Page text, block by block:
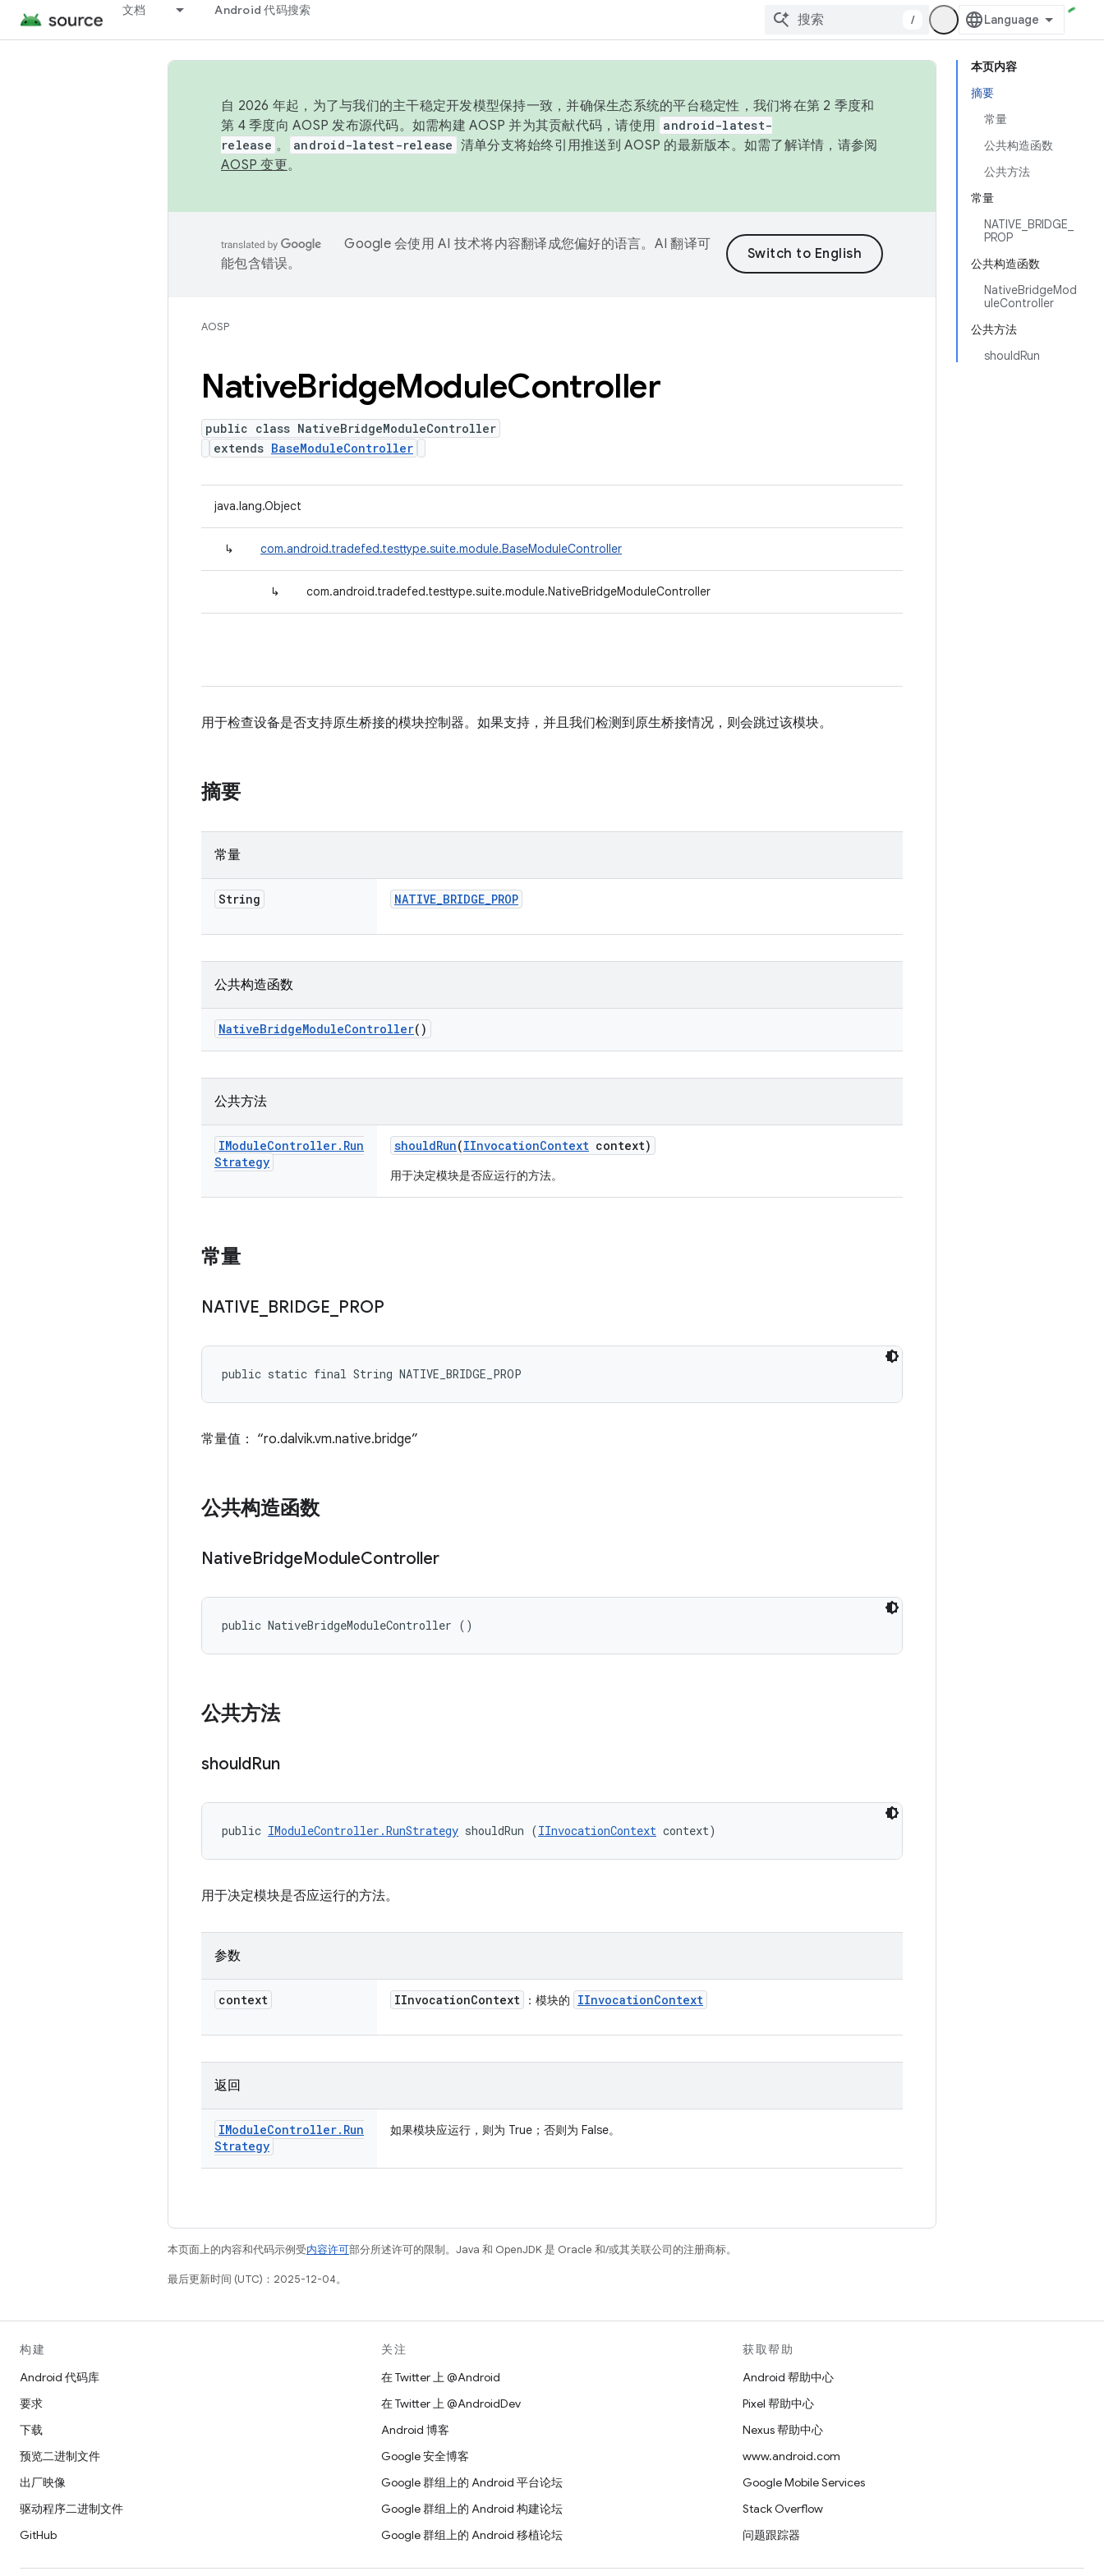
文档 Android 代码搜索
/
本页内容
摘要
常量
公共构造函数
公共方法
常量
NATIVE_BRIDGE_
PROP
公共构造函数
NativeBridgeMod
uleController
公共方法
shouldRun
自 2026 年起，为了与我们的主干稳定开发模型保持一致，并确保生态系统的平台稳定性，我们将在第 2 季度和
第 4 季度向 AOSP 发布源代码。如需构建 AOSP 并为其贡献代码，请使用 android-latest-
release 。 android-latest-release 清单分支将始终引用推送到 AOSP 的最新版本。如需了解详情，请参阅
AOSP 变更。
Google 会使用 AI 技术将内容翻译成您偏好的语言。AI 翻译可
能包含错误。
AOSP
NativeBridgeModuleController
public class NativeBridgeModuleController
extends BaseModuleController
java.lang.Object
↳ com.android.tradefed.testtype.suite.module.BaseModuleController
↳ com.android.tradefed.testtype.suite.module.NativeBridgeModuleController
用于检查设备是否支持原生桥接的模块控制器。如果支持，并且我们检测到原生桥接情况，则会跳过该模块。
摘要
常量
String NATIVE_BRIDGE_PROP
公共构造函数
NativeBridgeModuleController()
公共方法
IModuleController. Run
Strategy
shouldRun(IInvocationContext context)
用于决定模块是否应运行的方法。
常量
NATIVE BRIDGE PROP
public static final String NATIVE_BRIDGE_PROP
常量值： “ro.dalvik.vm.native.bridge”
公共构造函数
NativeBridgeModuleController
public NativeBridgeModuleController ()
公共方法
shouldRun
public IModuleController.RunStrategy shouldRun (IInvocationContext context)
用于决定模块是否应运行的方法。
参数
context IInvocationContext ：模块的 IInvocationContext
返回
IModuleController. Run
Strategy
如果模块应运行，则为 True；否则为 False。
本页面上的内容和代码示例受内容许可部分所述许可的限制。Java 和 OpenJDK 是 Oracle 和/或其关联公司的注册商标。
最后更新时间 (UTC)：2025-12-04。
构建
Android 代码库
要求
下载
预览二进制文件
出厂映像
驱动程序二进制文件
GitHub
关注
在 Twitter 上 @Android
在 Twitter 上 @AndroidDev
Android 博客
Google 安全博客
Google 群组上的 Android 平台论坛
Google 群组上的 Android 构建论坛
Google 群组上的 Android 移植论坛
获取帮助
Android 帮助中心
Pixel 帮助中心
Nexus 帮助中心
www.android.com
Google Mobile Services
Stack Overflow
问题跟踪器